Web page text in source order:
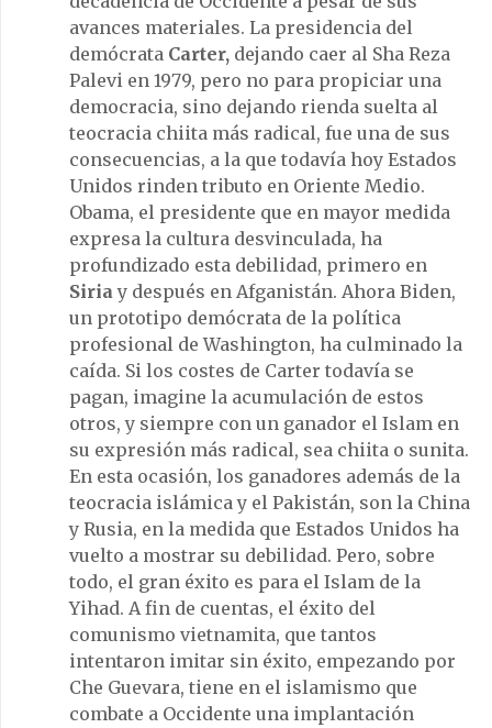
avances materiales. La presidencia del
demócrata Carter, dejando caer al Sha Reza
Palevi en 1979, pero no para propiciar una
democracia, sino dejando rienda suelta al
teocracia chiita más radical, fue una de sus
consecuencias, a la que todavía hoy Estados
Unidos rinden tributo en Oriente Medio.
Obama, el presidente que en mayor medida
expresa la cultura desvinculada, ha
profundizado esta debilidad, primero en
Siriay después en Afganistán. Ahora Biden,
un prototipo demócrata de la política
profesional de Washington, ha culminado la
caída. Si los costes de Carter todavía se
pagan, imagine la acumulación de estos
otros, y siempre con un ganador el Islam en
su expresión más radical, sea chiita o sunita.
En esta ocasión, los ganadores además de la
teocracia islámica y el Pakistán, son la China
y Rusia, en la medida que Estados Unidos ha
vuelto a mostrar su debilidad. Pero, sobre
todo, el gran éxito es para el Islam de la
Yihad. A fin de cuentas, el éxito del
comunismo vietnamita, que tantos
intentaron imitar sin éxito, empezando por
Che Guevara, tiene en el islamismo que
combate a Occidente una implantación